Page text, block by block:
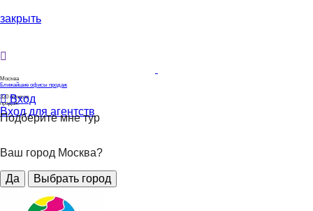
закрыть
Москва
Ближайшие офисы продаж
320 офисов
продаж
Вход
Вход для агентств
Подберите мне тур
Ваш город Москва?
Да Выбрать город